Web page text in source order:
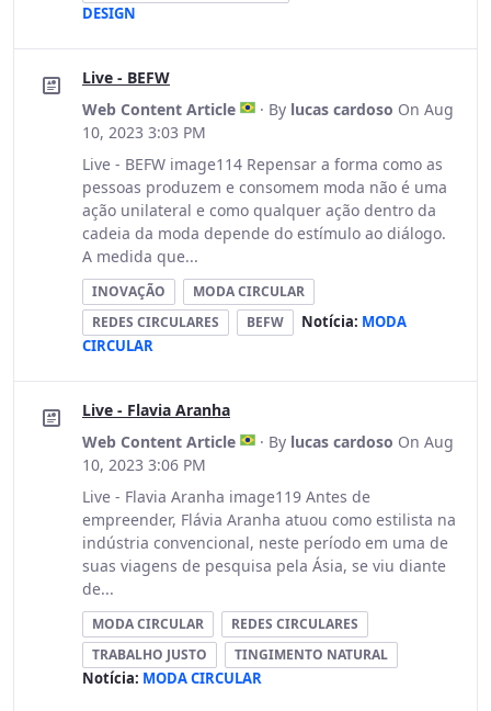
DESIGN
Live - BEFW
Web Content Article
· By lucas cardoso On Aug
10, 2023 3:03 PM
Live - BEFW image114 Repensar a forma como as
pessoas produzem e consomem moda não é uma
ação unilateral e como qualquer ação dentro da
cadeia da moda depende do estímulo ao diálogo.
A medida que...
INOVAÇÃO
MODA CIRCULAR
REDES CIRCULARES
BEFW Notícia: MODA
CIRCULAR
Live - Flavia Aranha
Web Content Article
· By lucas cardoso On Aug
10, 2023 3:06 PM
Live - Flavia Aranha image119 Antes de
empreender, Flávia Aranha atuou como estilista na
indústria convencional, neste período em uma de
suas viagens de pesquisa pela Ásia, se viu diante
de...
MODA CIRCULAR
REDES CIRCULARES
TRABALHO JUSTO
TINGIMENTO NATURAL
Notícia: MODA CIRCULAR